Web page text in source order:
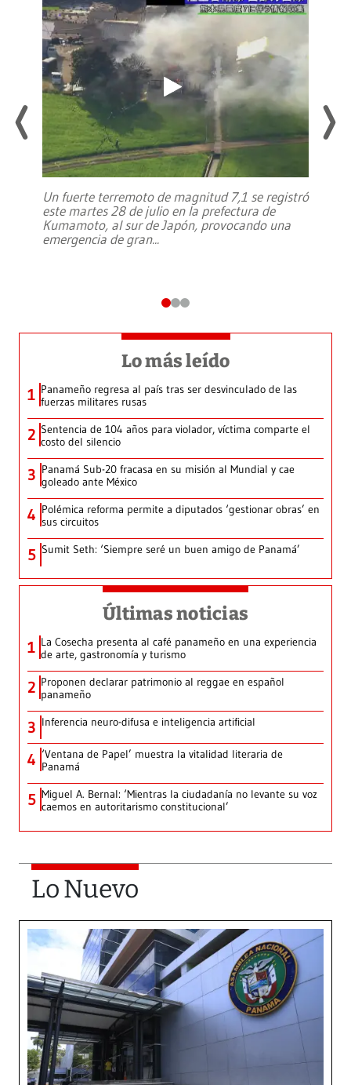
Un fuerte terremoto de magnitud 7,1 se registró
este martes 28 de julio en la prefectura de
Kumamoto, al sur de Japón, provocando una
emergencia de gran...
Lo más leído
1 Panameño regresa al país tras ser desvinculado de las
fuerzas militares rusas
2 Sentencia de 104 años para violador, víctima comparte el
costo del silencio
3 Panamá Sub-20 fracasa en su misión al Mundial y cae
goleado ante México
4 Polémica reforma permite a diputados ‘gestionar obras’ en
sus circuitos
5 Sumit Seth: ‘Siempre seré un buen amigo de Panamá’
Últimas noticias
1 La Cosecha presenta al café panameño en una experiencia
de arte, gastronomía y turismo
2 Proponen declarar patrimonio al reggae en español
panameño
3 Inferencia neuro-difusa e inteligencia artificial
4 ‘Ventana de Papel’ muestra la vitalidad literaria de
Panamá
5 Miguel A. Bernal: ‘Mientras la ciudadanía no levante su voz
caemos en autoritarismo constitucional’
Lo Nuevo